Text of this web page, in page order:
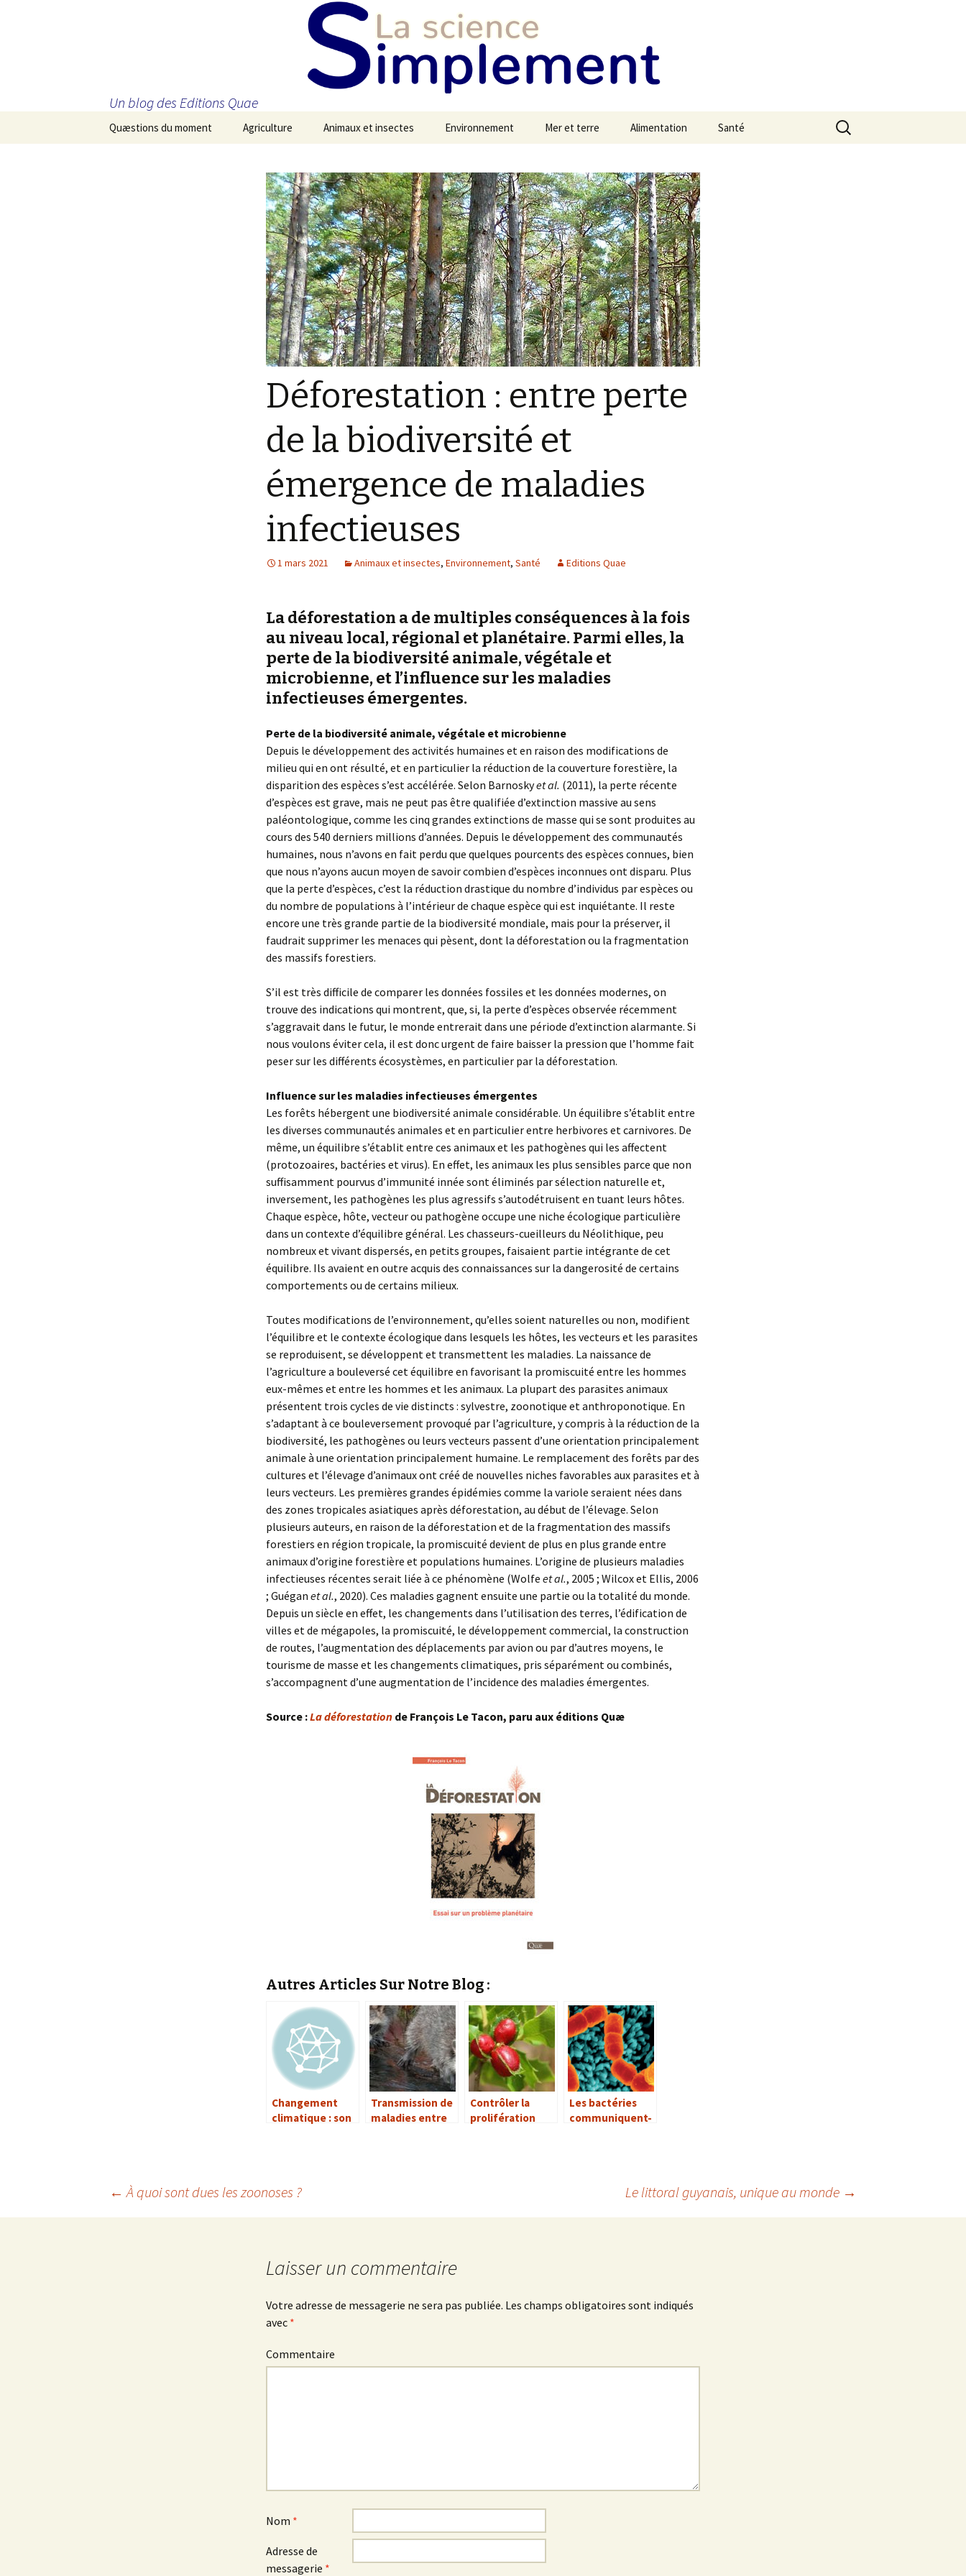
Un blog des Editions Quae
Aller
Quæstions du moment Agriculture Animaux et insectes Environnement Mer et terre Alimentation Santé Rechercher :
Déforestation : entre perte
de la biodiversité et
émergence de maladies
infectieuses
1 mars 2021 Animaux et insectes, Environnement, Santé Editions Quae
La déforestation a de multiples conséquences à la fois
au niveau local, régional et planétaire. Parmi elles, la
perte de la biodiversité animale, végétale et
microbienne, et l’influence sur les maladies
infectieuses émergentes.
Perte de la biodiversité animale, végétale et microbienne
Depuis le développement des activités humaines et en raison des modifications de
milieu qui en ont résulté, et en particulier la réduction de la couverture forestière, la
disparition des espèces s’est accélérée. Selon Barnoskyet al. (2011), la perte récente
d’espèces est grave, mais ne peut pas être qualifiée d’extinction massive au sens
paléontologique, comme les cinq grandes extinctions de masse qui se sont produites au
cours des 540 derniers millions d’années. Depuis le développement des communautés
humaines, nous n’avons en fait perdu que quelques pourcents des espèces connues, bien
que nous n’ayons aucun moyen de savoir combien d’espèces inconnues ont disparu. Plus
que la perte d’espèces, c’est la réduction drastique du nombre d’individus par espèces ou
du nombre de populations à l’intérieur de chaque espèce qui est inquiétante. Il reste
encore une très grande partie de la biodiversité mondiale, mais pour la préserver, il
faudrait supprimer les menaces qui pèsent, dont la déforestation ou la fragmentation
des massifs forestiers.
S’il est très difficile de comparer les données fossiles et les données modernes, on
trouve des indications qui montrent, que, si, la perte d’espèces observée récemment
s’aggravait dans le futur, le monde entrerait dans une période d’extinction alarmante. Si
nous voulons éviter cela, il est donc urgent de faire baisser la pression que l’homme fait
peser sur les différents écosystèmes, en particulier par la déforestation.
Influence sur les maladies infectieuses émergentes
Les forêts hébergent une biodiversité animale considérable. Un équilibre s’établit entre
les diverses communautés animales et en particulier entre herbivores et carnivores. De
même, un équilibre s’établit entre ces animaux et les pathogènes qui les affectent
(protozoaires, bactéries et virus). En effet, les animaux les plus sensibles parce que non
suffisamment pourvus d’immunité innée sont éliminés par sélection naturelle et,
inversement, les pathogènes les plus agressifs s’autodétruisent en tuant leurs hôtes.
Chaque espèce, hôte, vecteur ou pathogène occupe une niche écologique particulière
dans un contexte d’équilibre général. Les chasseurs-cueilleurs du Néolithique, peu
nombreux et vivant dispersés, en petits groupes, faisaient partie intégrante de cet
équilibre. Ils avaient en outre acquis des connaissances sur la dangerosité de certains
comportements ou de certains milieux.
Toutes modifications de l’environnement, qu’elles soient naturelles ou non, modifient
l’équilibre et le contexte écologique dans lesquels les hôtes, les vecteurs et les parasites
se reproduisent, se développent et transmettent les maladies. La naissance de
l’agriculture a bouleversé cet équilibre en favorisant la promiscuité entre les hommes
eux-mêmes et entre les hommes et les animaux. La plupart des parasites animaux
présentent trois cycles de vie distincts : sylvestre, zoonotique et anthroponotique. En
s’adaptant à ce bouleversement provoqué par l’agriculture, y compris à la réduction de la
biodiversité, les pathogènes ou leurs vecteurs passent d’une orientation principalement
animale à une orientation principalement humaine. Le remplacement des forêts par des
cultures et l’élevage d’animaux ont créé de nouvelles niches favorables aux parasites et à
leurs vecteurs. Les premières grandes épidémies comme la variole seraient nées dans
des zones tropicales asiatiques après déforestation, au début de l’élevage. Selon
plusieurs auteurs, en raison de la déforestation et de la fragmentation des massifs
forestiers en région tropicale, la promiscuité devient de plus en plus grande entre
animaux d’origine forestière et populations humaines. L’origine de plusieurs maladies
infectieuses récentes serait liée à ce phénomène (Wolfe et al., 2005 ; Wilcox et Ellis, 2006
; Guégan et al., 2020). Ces maladies gagnent ensuite une partie ou la totalité du monde.
Depuis un siècle en effet, les changements dans l’utilisation des terres, l’édification de
villes et de mégapoles, la promiscuité, le développement commercial, la construction
de routes, l’augmentation des déplacements par avion ou par d’autres moyens, le
tourisme de masse et les changements climatiques, pris séparément ou combinés,
s’accompagnent d’une augmentation de l’incidence des maladies émergentes.
Source :La déforestation de François Le Tacon, paru aux éditions Quæ
Autres Articles Sur Notre Blog :
Changement
climatique : son
Transmission de
maladies entre
Contrôler la
prolifération
Les bactéries
communiquent-
Navigation
← À quoi sont dues les zoonoses ? Le littoral guyanais, unique au monde →
Laisser un commentaire
Votre adresse de messagerie ne sera pas publiée. Les champs obligatoires sont indiqués
avec *
Commentaire
Nom *
Adresse de
messagerie *